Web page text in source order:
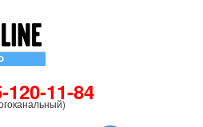
120-11-84